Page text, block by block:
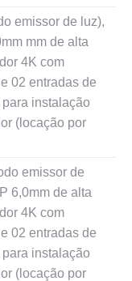
emissor de luz),
mm de alta
4K com
02 entradas de
instalação
(locação por
emissor de
6,0mm de alta
4K com
02 entradas de
instalação
(locação por